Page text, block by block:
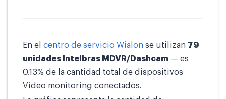
En el centro de servicio Wialon se utilizan 79
unidades Intelbras MDVR/Dashcam — es
0.13% de la cantidad total de dispositivos
Video monitoring conectados.